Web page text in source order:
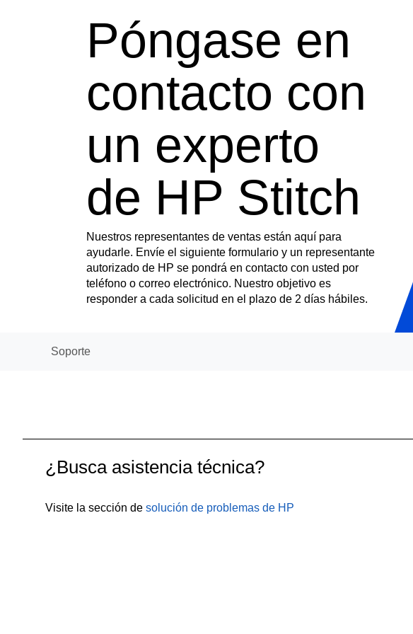
Póngase en
contacto con
un experto
de HP Stitch
Nuestros representantes de ventas están aquí para
ayudarle. Envíe el siguiente formulario y un representante
autorizado de HP se pondrá en contacto con usted por
teléfono o correo electrónico. Nuestro objetivo es
responder a cada solicitud en el plazo de 2 días hábiles.
Soporte
¿Busca asistencia técnica?
Visite la sección de solución de problemas de HP